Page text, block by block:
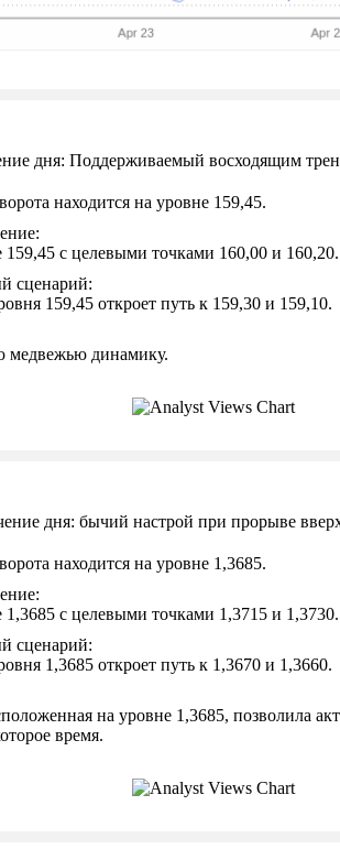
дня: Поддерживаемый восходящим
находится на уровне 159,45.
с целевыми точками 160,00 и 160,20.
сценарий:
159,45 откроет путь к 159,30 и 159,10.
медвежью динамику.
дня: бычий настрой при прорыве
находится на уровне 1,3685.
с целевыми точками 1,3715 и 1,3730.
сценарий:
1,3685 откроет путь к 1,3670 и 1,3660.
на уровне 1,3685, позволила
время.